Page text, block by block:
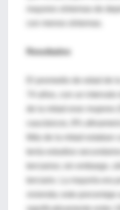
mayores síntomas de
Resultados
terciarios; sin embargo,
terciario. La mayoría era
vivienda; este porcentaje